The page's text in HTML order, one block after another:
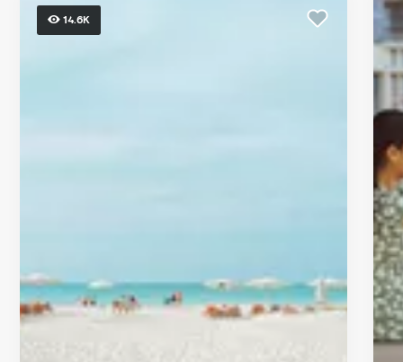
14.6K